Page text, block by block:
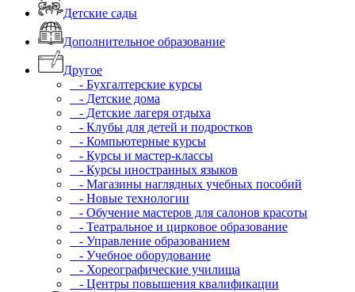
Детские сады
Дополнительное образование
Другое
- Бухгалтерские курсы
- Детские дома
- Детские лагеря отдыха
- Клубы для детей и подростков
- Компьютерные курсы
- Курсы и мастер-классы
- Курсы иностранных языков
- Магазины наглядных учебных пособий
- Новые технологии
- Обучение мастеров для салонов красоты
- Театральное и цирковое образование
- Управление образованием
- Учебное оборудование
- Хореографические училища
- Центры повышения квалификации